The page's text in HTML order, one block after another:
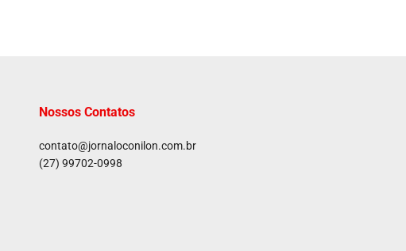
Nossos Contatos
contato@jornaloconilon.com.br
(27) 99702-0998